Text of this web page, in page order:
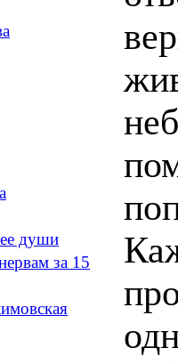
души
за 15